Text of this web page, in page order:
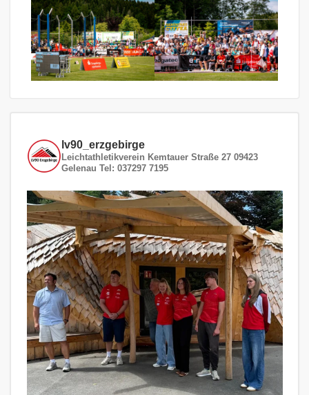
lv90_erzgebirge
Leichtathletikverein Kemtauer Straße 27 09423
Gelenau Tel: 037297 7195